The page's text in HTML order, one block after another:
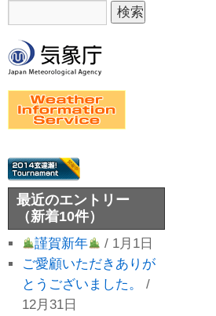
最近のエントリー
（新着10件）
謹賀新年
/ 1月1日
ご愛顧いただきありが
とうございました。
/
12月31日